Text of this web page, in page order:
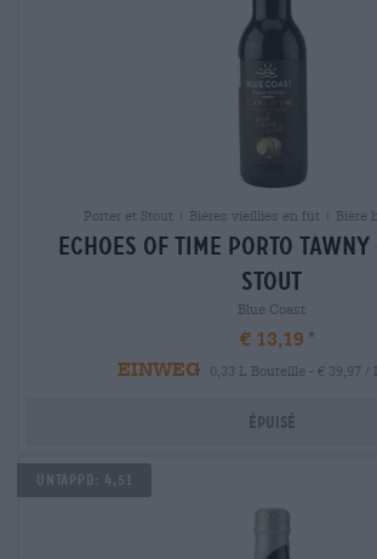
Porter et Stout | Bières vieillies en fût | Bière
echoes of time porto
stout
Blue Coast
€ 13,19
EINWEG
0,33 L Bouteille - € 39,97 /
Épuisé
Untappd: 4,51